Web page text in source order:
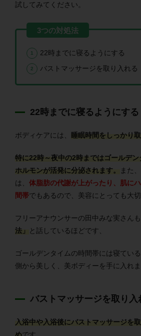
試してみてください。
22時までに寝るようにする
バストマッサージを取り入れる
22時までに寝るようにする
ボディケアには、 睡眠時間をしっかり
特に22時～夜中の2時まではゴールデン
ホルモンが活発に分泌されます。
また
は、 体脂肪の代謝が上がったり、肌に
間帯でもあるので、美容にとっても大切
フリーアナウンサーの田中みな実さんも
法」
と話しているほどです、
ゴールデンタイムの時間帯には寝てい
側から美しく、美ボディーを手に入れま
バストマッサージを取り入
入浴中や入浴後にバストマッサージを